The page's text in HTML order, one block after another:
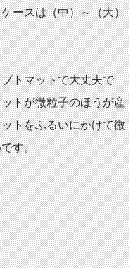
ースは（中）～（大）
トマットで大丈夫で
トが微粒子のほうが産
トをふるいにかけて微
す。